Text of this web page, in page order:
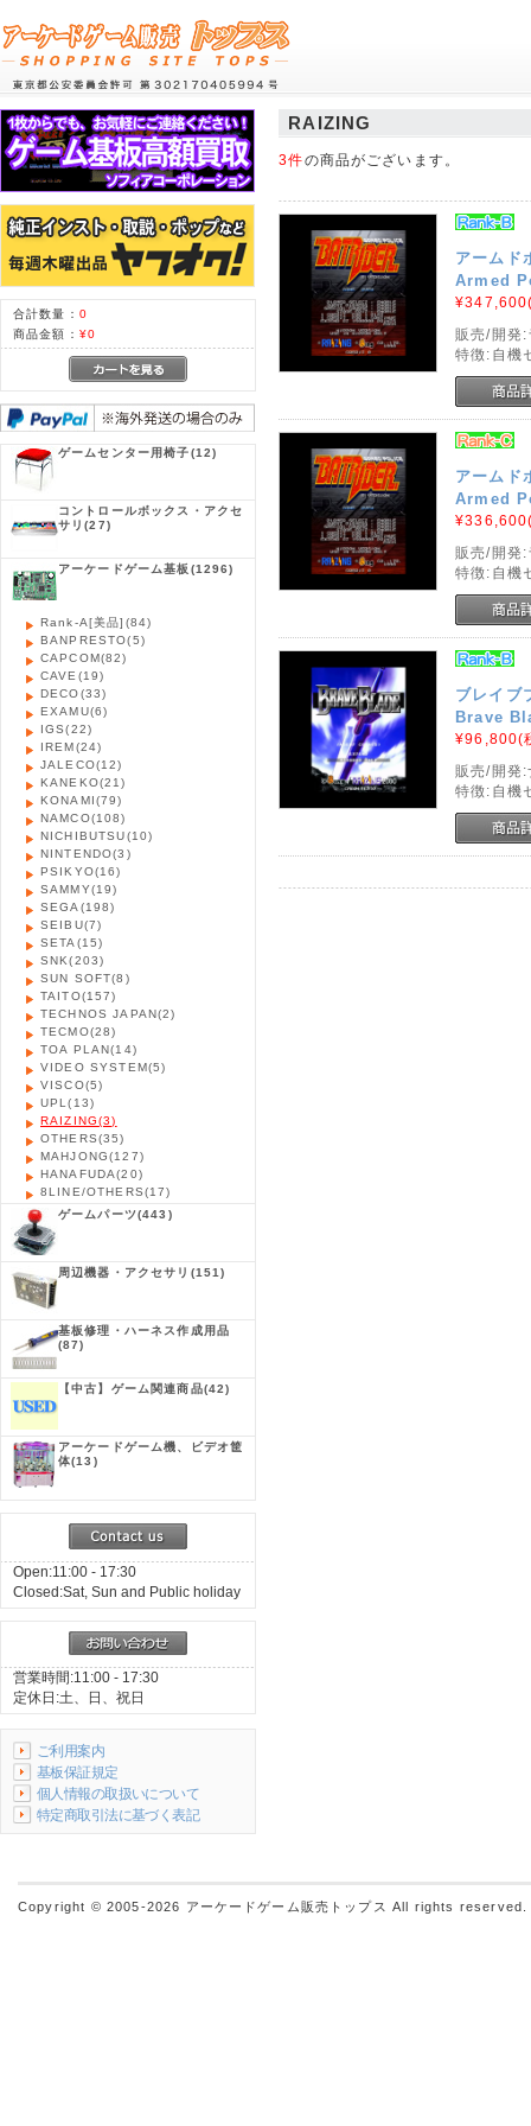
合計数量： 0
商品金額： ¥0
ゲームセンター用椅子(12)
コントロールボックス・アクセ
サリ(27)
アーケードゲーム基板 (1296)
Rank-A[美品] (84)
BANPRESTO(5)
CAPCOM(82)
CAVE (19)
DECO(33)
EXAMU(6)
IGS(22)
IREM(24)
JALECO(12)
KANEKO(21)
KONAMI(79)
NAMCO(108)
NICHIBUTSU(10)
NINTENDO(3)
PSIKYO(16)
SAMMY(19)
SEGA (198)
SEIBU(7)
SETA (15)
SNK(203)
SUN SOFT(8)
TAITO(157)
TECHNOS JAPAN(2)
TECMO(28)
TOA PLAN(14)
VIDEO SYSTEM(5)
VISCO(5)
UPL(13)
RAIZING(3)
OTHERS(35)
MAHJONG(127)
HANAFUDA(20)
8LINE/OTHERS(17)
ゲームパーツ(443)
周辺機器・アクセサリ (151)
基板修理・ハーネス作成用品
(87)
【中古】ゲーム関連商品(42)
アーケードゲーム機、ビデオ筐
体(13)
Open:11:00 - 17:30
Closed:Sat, Sun and Public holiday
営業時間:11:00 - 17:30
定休日:土、日、祝日
ご利用案内
基板保証規定
個人情報の取扱いについて
特定商取引法に基づく表記
RAIZING
3件の商品がございます。
アームド
Armed
¥347,600
販売/開発:
特徴:自機
アームド
Armed
¥336,600
販売/開発:
特徴:自機
ブレイブ
Brave
¥96,800(
販売/開発:
特徴:自機
Copyright © 2005-2026 アーケードゲーム販売トップス All rights reserved.